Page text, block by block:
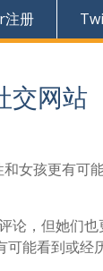
册
交网站
女孩更有可
论，但她们
能看到或经历